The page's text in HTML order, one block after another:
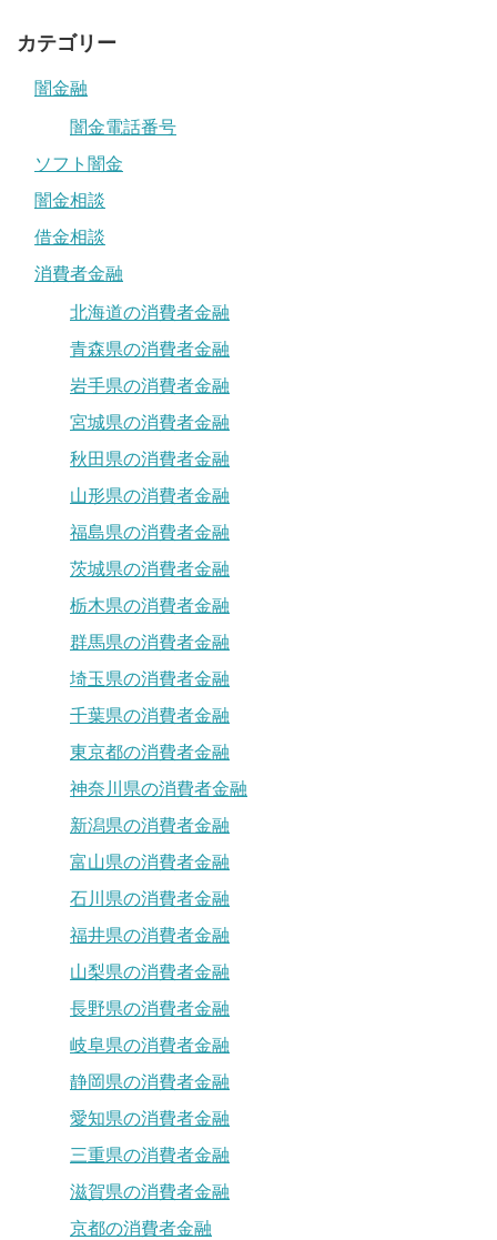
カテゴリー
闇金融
闇金電話番号
ソフト闇金
闇金相談
借金相談
消費者金融
北海道の消費者金融
青森県の消費者金融
岩手県の消費者金融
宮城県の消費者金融
秋田県の消費者金融
山形県の消費者金融
福島県の消費者金融
茨城県の消費者金融
栃木県の消費者金融
群馬県の消費者金融
埼玉県の消費者金融
千葉県の消費者金融
東京都の消費者金融
神奈川県の消費者金融
新潟県の消費者金融
富山県の消費者金融
石川県の消費者金融
福井県の消費者金融
山梨県の消費者金融
長野県の消費者金融
岐阜県の消費者金融
静岡県の消費者金融
愛知県の消費者金融
三重県の消費者金融
滋賀県の消費者金融
京都の消費者金融